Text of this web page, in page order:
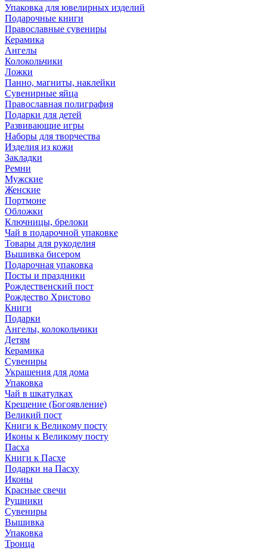
Упаковка для ювелирных изделий
Подарочные книги
Православные сувениры
Керамика
Ангелы
Колокольчики
Ложки
Панно, магниты, наклейки
Сувенирные яйца
Православная полиграфия
Подарки для детей
Развивающие игры
Наборы для творчества
Изделия из кожи
Закладки
Ремни
Мужские
Женские
Портмоне
Обложки
Ключницы, брелоки
Чай в подарочной упаковке
Товары для рукоделия
Вышивка бисером
Подарочная упаковка
Посты и праздники
Рождественский пост
Рождество Христово
Книги
Подарки
Ангелы, колокольчики
Детям
Керамика
Сувениры
Украшения для дома
Упаковка
Чай в шкатулках
Крещение (Богоявление)
Великий пост
Книги к Великому посту
Иконы к Великому посту
Пасха
Книги к Пасхе
Подарки на Пасху
Иконы
Красные свечи
Рушники
Сувениры
Вышивка
Упаковка
Троица